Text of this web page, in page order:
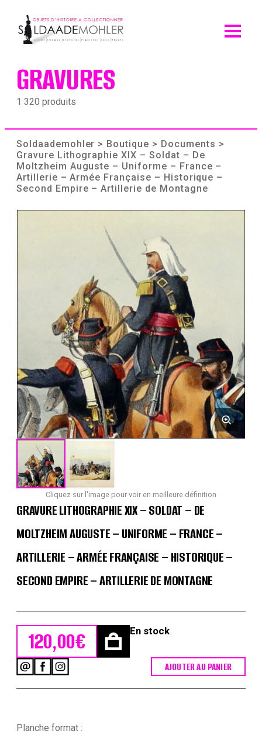
content
GRAVURES
1 320 produits
Soldaademohler > Boutique > Documents >
Gravure Lithographie XIX – Soldat – De
Moltzheim Auguste – Uniforme – France –
Artillerie – Armée Française – Historique –
Second Empire – Artillerie de Montagne
Cliquez sur l'image pour voir en meilleure définition
GRAVURE LITHOGRAPHIE XIX – SOLDAT – DE
MOLTZHEIM AUGUSTE – UNIFORME – FRANCE –
ARTILLERIE – ARMÉE FRANÇAISE – HISTORIQUE –
SECOND EMPIRE – ARTILLERIE DE MONTAGNE
120,00€ En stock
-
AJOUTER AU PANIER
Planche format :